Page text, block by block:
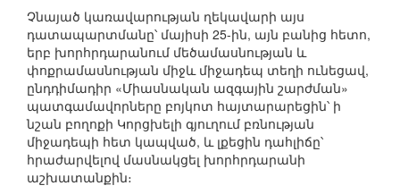
Չնայած կառավարության ղեկավարի այս
դատապարտմանը՝ մայիսի 25-ին, այն բանից հետո,
երբ խորհրդարանում մեծամասնության և
փոքրամասնության միջև միջադեպ տեղի ունեցավ,
ընդդիմադիր «Միասնական ազգային շարժման»
պատգամավորները բոյկոտ հայտարարեցին՝ ի
նշան բողոքի Կորցխելի գյուղում բռնության
միջադեպի հետ կապված, և լքեցին դահլիճը՝
հրաժարվելով մասնակցել խորհրդարանի
աշխատանքին։